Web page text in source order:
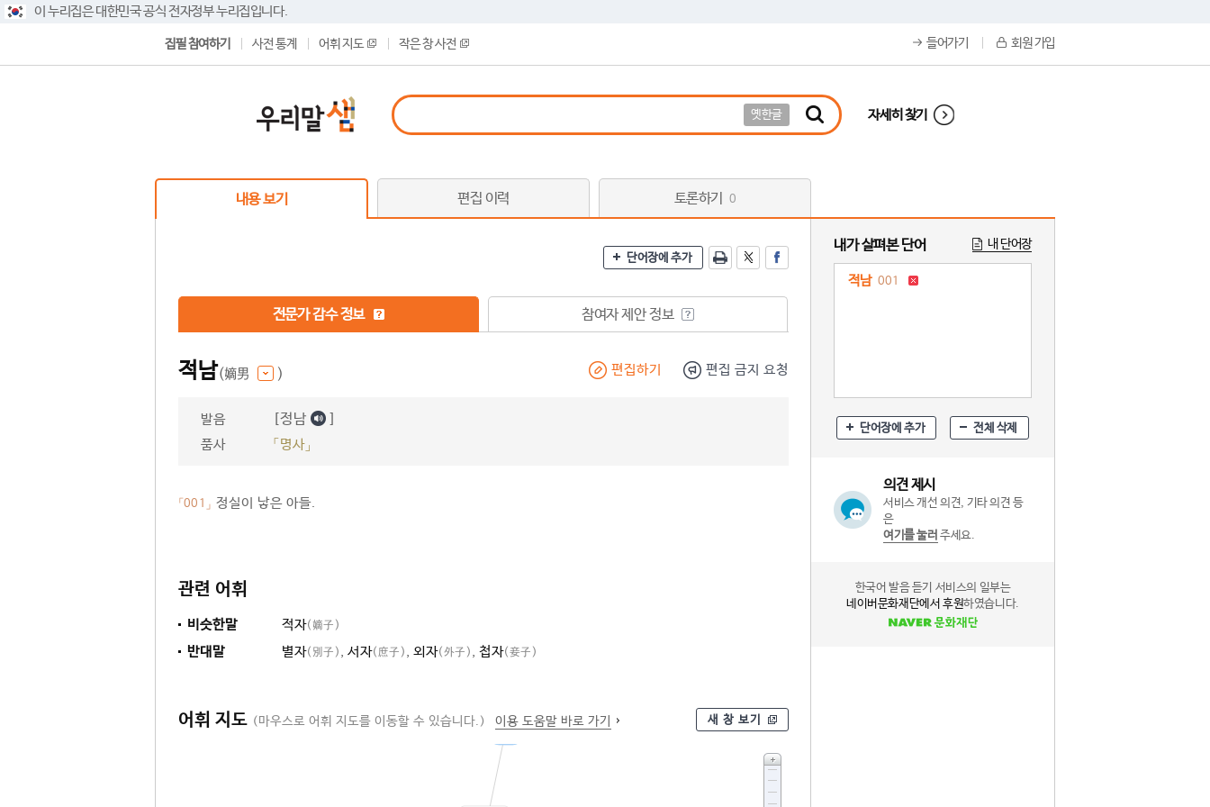
이 누리집은 대한민국 공식 전자정부 누리집입니다.
집필 참여하기 사전 통계 어휘 지도 작은 창 사전 들어가기 회원 가입
옛한글 자세히 찾기
내용 보기 편집 이력 토론하기 0
단어장에 추가
전문가 감수 정보 참여자 제안 정보
적남(嫡男 ) 편집하기 편집 금지 요청
발음 [정남 ]
품사 「명사」
「001」 정실이 낳은 아들.
관련 어휘
비슷한말 적자(嫡子)
반대말 별자(別子) , 서자(庶子) , 외자(外子) , 첩자(妾子)
어휘 지도 (마우스로 어휘 지도를 이동할 수 있습니다.) 이용 도움말 바로 가기 새 창 보기
내가 살펴본 단어 내 단어장
적남 001
단어장에 추가 전체 삭제
의견 제시
서비스 개선 의견, 기타 의견 등
은
여기를 눌러 주세요.
한국어 발음 듣기 서비스의 일부는
네이버문화재단에서 후원하였습니다.